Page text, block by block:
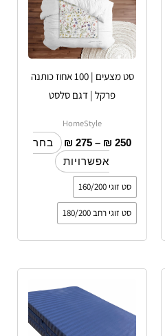
סט מצעים | 100 אחוז כותנה
פרקל | דגם סלסט
HomeStyle
₪ 250
–
₪ 275
בחר
אפשרויות
ניתן
לבחור
את
האפשרויות
בעמוד
המוצר
סט זוגי 160/200
סט זוגי רחב 180/200
מחירים:
⁦₪ 290⁩
זה
יש